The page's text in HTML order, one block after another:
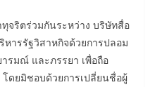
จริตร่วมกันระหว่าง บริษัทสื่อ
ารรัฐวิสาหกิจด้วยการปลอม
รมณ์ และภรรยา เพื่อถือ
ดยมิชอบด้วยการเปลี่ยนชื่อผู้